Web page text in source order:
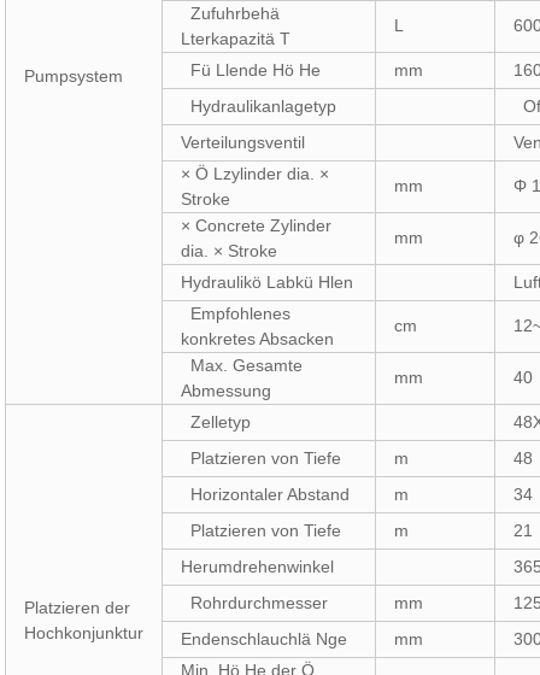
Pumpsystem
Zufuhrbehä
Lterkapazitä T
L
Fü Llende Hö He mm
Hydraulikanlagetyp
Verteilungsventil
× Ö Lzylinder dia. ×
Stroke
mm Φ
× Concrete Zylinder
dia. × Stroke
mm φ
Hydraulikö Labkü Hlen
Empfohlenes
konkretes Absacken
cm
Max. Gesamte
Abmessung
mm 40
Platzieren der
Hochkonjunktur
Zelletyp
Platzieren von Tiefe
m
48
Horizontaler Abstand
m
34
Platzieren von Tiefe
m
21
Herumdrehenwinkel
Rohrdurchmesser
mm
Endenschlauchlä Nge
mm
Min. Hö He der Ö